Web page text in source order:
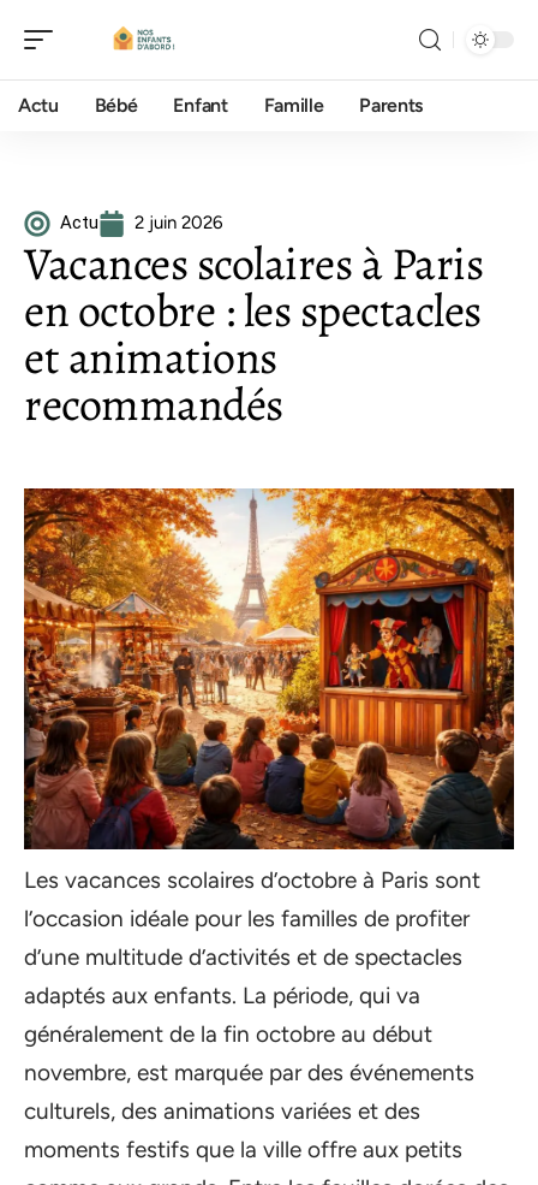
Actu Bébé Enfant Famille Parents
Actu 2 juin 2026
Vacances scolaires à Paris
en octobre : les spectacles
et animations
recommandés
Les vacances scolaires d’octobre à Paris sont
l’occasion idéale pour les familles de profiter
d’une multitude d’activités et de spectacles
adaptés aux enfants. La période, qui va
généralement de la fin octobre au début
novembre, est marquée par des événements
culturels, des animations variées et des
moments festifs que la ville offre aux petits